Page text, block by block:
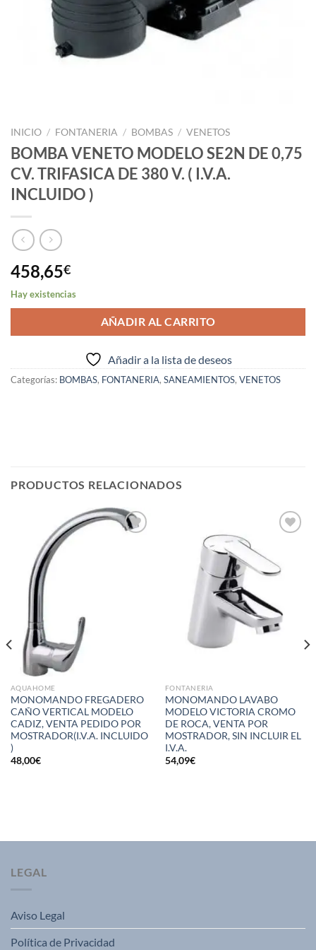
INICIO / FONTANERIA / BOMBAS / VENETOS
BOMBA VENETO MODELO SE2N DE 0,75
CV. TRIFASICA DE 380 V. ( I.V.A.
INCLUIDO )
458,65€
Hay existencias
AÑADIR AL CARRITO
Añadir a la lista de deseos
Categorías: BOMBAS, FONTANERIA, SANEAMIENTOS, VENETOS
PRODUCTOS RELACIONADOS
AQUAHOME
MONOMANDO FREGADERO
CAÑO VERTICAL MODELO
CADIZ, VENTA PEDIDO POR
MOSTRADOR(I.V.A. INCLUIDO
)
48,00€
lista de
deseos
FONTANERIA
MONOMANDO LAVABO
MODELO VICTORIA CROMO
DE ROCA, VENTA POR
MOSTRADOR, SIN INCLUIR EL
I.V.A.
54,09€
LEGAL
Aviso Legal
Política de Privacidad